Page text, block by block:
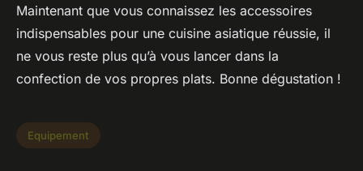
Maintenant que vous connaissez les accessoires
indispensables pour une cuisine asiatique réussie, il
ne vous reste plus qu’à vous lancer dans la
confection de vos propres plats. Bonne dégustation !
Equipement